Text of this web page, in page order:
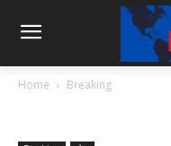
Home Breaking